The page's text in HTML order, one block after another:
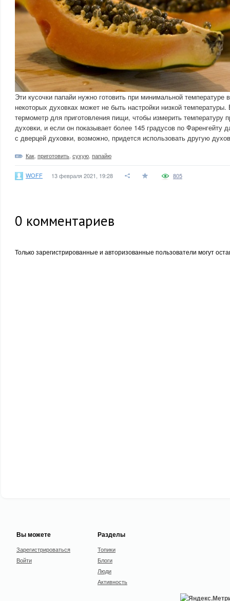
Эти кусочки папайи нужно готовить при минимальной температуре
некоторых духовках может не быть настройки низкой температуры.
термометр для приготовления пищи, чтобы измерить температуру
духовки, и если он показывает более 145 градусов по Фаренгейту
с дверцей духовки, возможно, придется использовать другую
Как приготовить сухую папайю
WOFF 13 февраля 2021, 19:28 805
0 комментариев
Только зарегистрированные и авторизованные пользователи могут
Вы можете
Зарегистрироваться
Войти
Разделы
Топики
Блоги
Люди
Активность